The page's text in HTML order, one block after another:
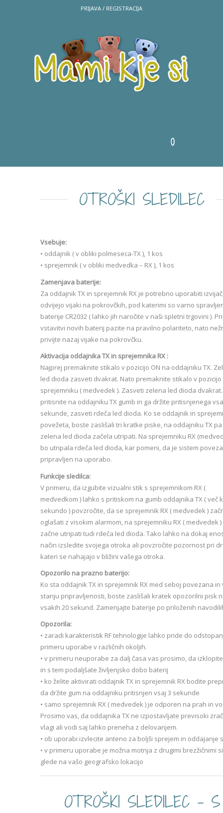
PRIJAVA / REGISTRACIJA
0
OTROŠKI SLEDILEC
Vsebuje:
• oddajnik ( v obliki polmeseca-TX ), 1 kos
• sprejemnik ( v obliki medvedka – RX ), 1 kos
Zamenjava baterije:
Za oddajnik TX in sprejemnik RX je potrebno uporabiti
odvijejo vijaki na pokrovčkih, pod katerimi so varno
baterije CR2032 ( lahko jih naročite v naši spletni trgovini ). Pri
vstavitvi novih baterij pazite na pravilno polariteto, nato
privijte nazaj vijake na pokrovčku.
Aktivacija oddajnika TX in sprejemnika RX :
Najprej premaknite stikalo v pozicijo ON na oddajniku TX.
led dioda zasveti dvakrat. Nato premaknite stikalo v pozicijo
sprejemniku ( medvedek ). Zasveti zelena led dioda
pritisnite na oddajniku TX gumb in ga držite pritisnjenega
sekunde, zasveti rdeča led dioda. Ko se oddajnik in
povežeta, boste zaslišali tri kratke piske, na oddajniku TX
zelena led dioda začela utripati. Na sprejemniku RX
bo utripala rdeča led dioda, kar pomeni, da je sistem
pripravljen na uporabo.
Funkcije sledilca:
V primeru, da izgubite vizualni stik s sprejemnikom RX (
medvedkom ) lahko s pritiskom na gumb oddajnika TX ( več
sekundo ) povzročite, da se sprejemnik RX ( medvedek )
oglašati z visokim alarmom, na sprejemniku RX ( medvedek
začne utripati tudi rdeča led dioda. Tako lahko na dokaj
način izsledite svojega otroka ali povzročite pozornost pri
kateri se nahajajo v bližini vašega otroka.
Opozorilo na prazno baterijo:
Ko sta oddajnik TX in sprejemnik RX med seboj povezana in
stanju pripravljenosti, boste zaslišali kratek opozorilni pisk
vsakih 20 sekund. Zamenjajte baterije po priloženih
Opozorila:
• zaradi karakteristik RF tehnologije lahko pride do
primeru uporabe v različnih okoljih.
• v primeru neuporabe za dalj časa vas prosimo, da
in s tem podaljšate življenjsko dobo baterij
• ko želite aktivirati oddajnik TX in sprejemnik RX bodite
da držite gum na oddajniku pritisnjen vsaj 3 sekunde
• samo sprejemnik RX ( medvedek ) je odporen na prah in
Prosimo vas, da oddajnika TX ne izpostavljate previsoki
vlagi ali vodi saj lahko preneha z delovanjem.
• ob uporabi izvlecite anteno za boljši sprejem in oddajanje
• v primeru uporabe je možna motnja z drugimi brezžičnimi
glede na vašo geografsko lokacijo
OTROŠKI SLEDILEC – S